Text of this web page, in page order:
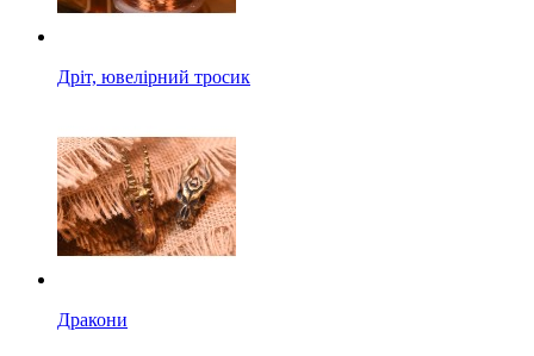
Дріт, ювелірний тросик
Дракони